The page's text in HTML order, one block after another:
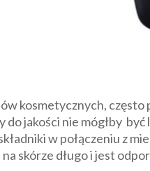
kosmetycznych,
jakości nie mógłby
w połączeniu z
skórze długo i jest